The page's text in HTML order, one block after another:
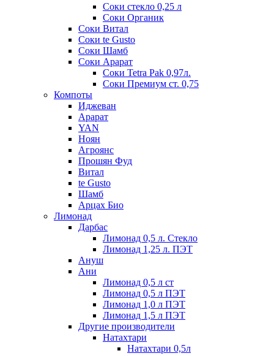
Соки стекло 0,25 л
Соки Органик
Соки Витал
Соки te Gusto
Соки Шамб
Соки Арарат
Соки Tetra Pak 0,97л.
Соки Премиум ст. 0,75
Компоты
Иджеван
Арарат
YAN
Ноян
Агроянс
Прошян Фуд
Витал
te Gusto
Шамб
Арцах Био
Лимонад
Дарбас
Лимонад 0,5 л. Стекло
Лимонад 1,25 л. ПЭТ
Ануш
Ани
Лимонад 0,5 л ст
Лимонад 0,5 л ПЭТ
Лимонад 1,0 л ПЭТ
Лимонад 1,5 л ПЭТ
Другие производители
Натахтари
Натахтари 0,5л